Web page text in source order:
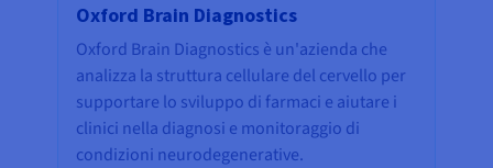
Oxford Brain Diagnostics
Oxford Brain Diagnostics è un'azienda che
analizza la struttura cellulare del cervello per
supportare lo sviluppo di farmaci e aiutare i
clinici nella diagnosi e monitoraggio di
condizioni neurodegenerative.